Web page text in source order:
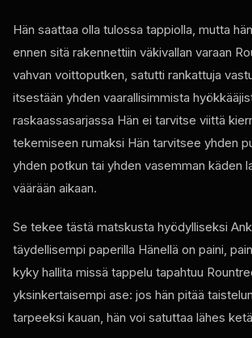
Hän saattaa olla tulossa tappiolla, mutta
ennen sitä rakennettiin väkivallan varaan
vahvan voittoputken, satutti rankattuja
itsestään yhden vaarallisimmista
raskaassasarjassa Hän ei tarvitse viittä
tekemiseen rumaksi Hän tarvitsee yhden
yhden potkun tai yhden vasemman käden
väärään aikaan.
Se tekee tästä matskusta hyödylliseksi
täydellisempi paperilla Hänellä on paini,
kyky hallita missä tappelu tapahtuu
yksinkertaisempi ase: jos hän pitää
tarpeeksi kauan, hän voi satuttaa lähes